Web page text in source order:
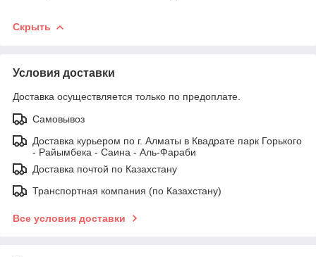
Скрыть
Условия доставки
Доставка осуществляется только по предоплате.
Самовывоз
Доставка курьером по г. Алматы в Квадрате парк Горького
- Райымбека - Саина - Аль-Фараби
Доставка почтой по Казахстану
Транспортная компания (по Казахстану)
Все условия доставки